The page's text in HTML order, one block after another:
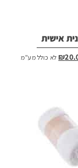
אישית
₪המחיר
לא כולל מע"מ